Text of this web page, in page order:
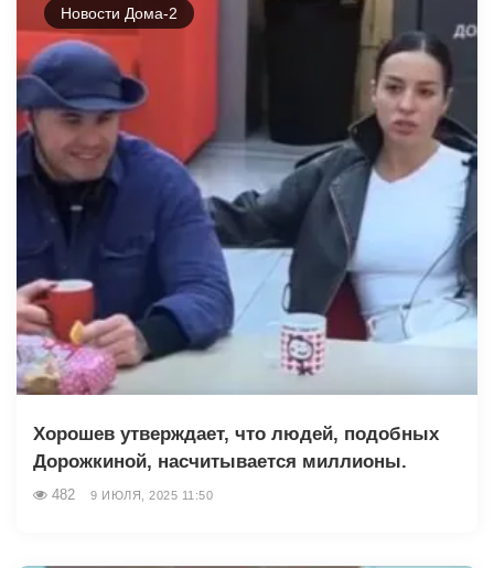
Новости Дома-2
Хорошев утверждает, что людей, подобных
Дорожкиной, насчитывается миллионы.
482 9 ИЮЛЯ, 2025 11:50